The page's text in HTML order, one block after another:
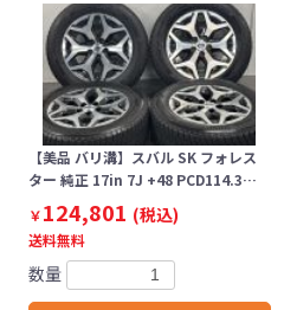
【美品 バリ溝】スバル SK フォレス
ター 純正 17in 7J +48 PCD114.3…
￥124,801 (税込)
送料無料
数量